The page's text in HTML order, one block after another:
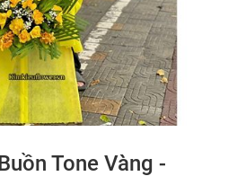
Tone Vàng -